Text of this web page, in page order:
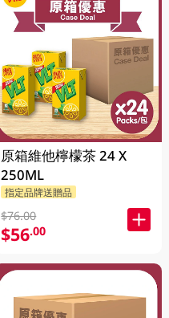
原箱維他檸檬茶 24 X
250ML
指定品牌送贈品
$76.00
$56.00